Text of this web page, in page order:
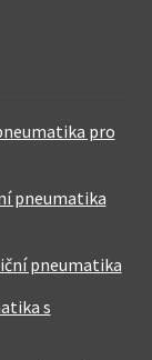
pro
pneumatika
pneumatika
s